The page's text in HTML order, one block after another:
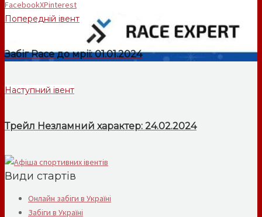
FacebookXPinterest
Попередній івент
Забіг Race до мрії: 01.01.2024
Наступний івент
Трейл Незламний характер: 24.02.2024
Види стартів
Онлайн забіги в Україні
Забіги в Україні